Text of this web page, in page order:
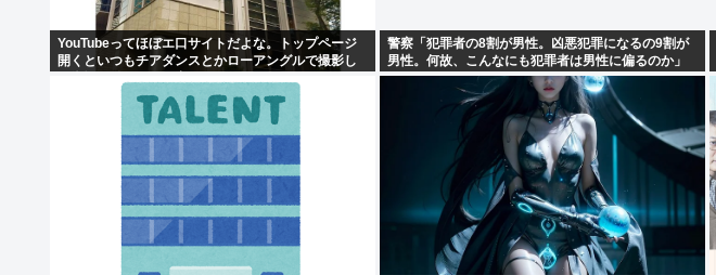
YouTubeってほぼエ口サイトだよな。トップページ
開くといつもチアダンスとかローアングルで撮影し
警察「犯罪者の8割が男性。凶悪犯罪になるの9割が
男性。何故、こんなにも犯罪者は男性に偏るのか」